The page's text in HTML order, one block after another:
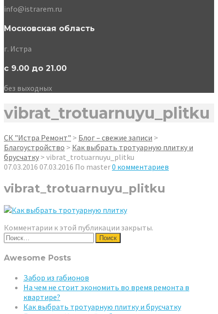
info@istrarem.ru
Московская область
г. Истра
с 9.00 до 21.00
без выходных
vibrat_trotuarnuyu_plitku
СК "Истра Ремонт" > Блог – свежие записи >
Благоустройство > Как выбрать тротуарную плитку и
брусчатку > vibrat_trotuarnuyu_plitku
07.03.2016 07.03.2016 По master0 комментариев
vibrat_trotuarnuyu_plitku
Комментарии к этой публикации закрыты.
Найти:
Awesome Posts
Забор из габионов
На чем не стоит экономить во время ремонта в
квартире?
Как выбрать тротуарную плитку и брусчатку